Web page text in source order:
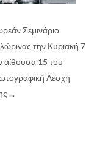
Σεμινάριο
την Κυριακή 7
αίθουσα 15 του
Λέσχη
...